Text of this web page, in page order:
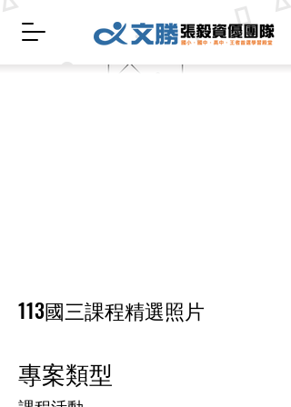
113國三課程精選照片
專案類型